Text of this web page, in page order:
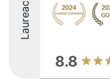
Laureaci
8.8